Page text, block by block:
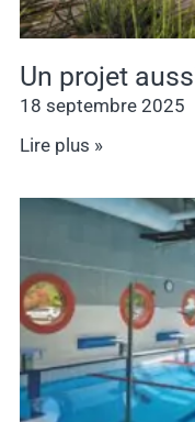
Un projet
18 septembre 2025
Lire plus »